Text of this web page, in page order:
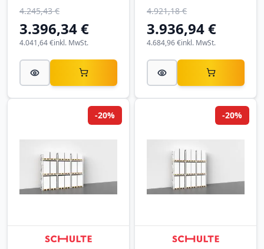
3.396,34 €
4.245,43 €
inkl. MwSt.
4.041,64 €
3.936,94 €
4.921,18 €
inkl. MwSt.
4.684,96 €
-20% -20%